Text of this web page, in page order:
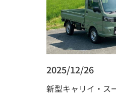
2025/12/26
新型キャリイ・ス